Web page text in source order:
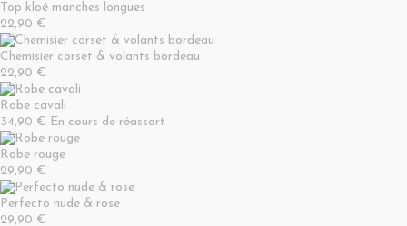
Top kloé manches longues
22,90 €
Chemisier corset & volants bordeau
22,90 €
Robe cavali
34,90 € En cours de réassort
Robe rouge
29,90 €
Perfecto nude & rose
29,90 €